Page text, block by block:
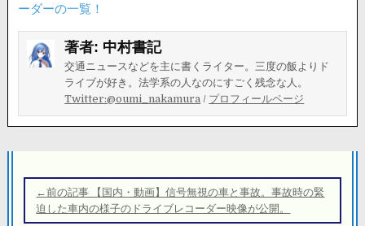
ーダーの一覧！
著者: 中村書記
交通ニュースなどを主に書くライター。三度の飯よりド
ライブが好き。法学系の人なのにすごく残念な人。
Twitter:@oumi_nakamura / プロフィールページ
稿
ナ
←前の記事 【国内・動画】信号無視の車と事故。事故時の緊
迫した車内の様子のドライブレコーダー映像が公開。